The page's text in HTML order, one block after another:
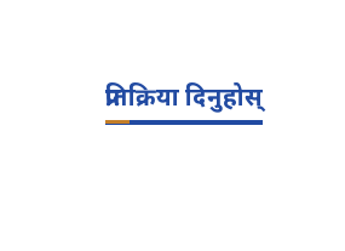
प्रतिक्रिया दिनुहोस्